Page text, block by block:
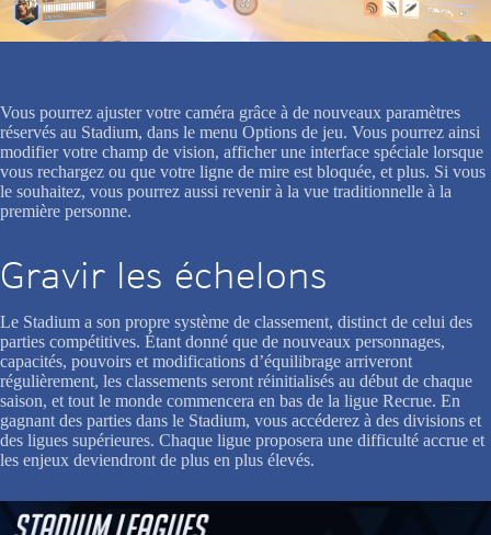
Vous pourrez ajuster votre caméra grâce à de nouveaux paramètres
réservés au Stadium, dans le menu Options de jeu. Vous pourrez ainsi
modifier votre champ de vision, afficher une interface spéciale lorsque
vous rechargez ou que votre ligne de mire est bloquée, et plus. Si vous
le souhaitez, vous pourrez aussi revenir à la vue traditionnelle à la
première personne.
Gravir les échelons
Le Stadium a son propre système de classement, distinct de celui des
parties compétitives. Étant donné que de nouveaux personnages,
capacités, pouvoirs et modifications d’équilibrage arriveront
régulièrement, les classements seront réinitialisés au début de chaque
saison, et tout le monde commencera en bas de la ligue Recrue. En
gagnant des parties dans le Stadium, vous accéderez à des divisions et
des ligues supérieures. Chaque ligue proposera une difficulté accrue et
les enjeux deviendront de plus en plus élevés.